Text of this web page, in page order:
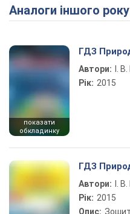
Аналоги іншого
показати
обкладинку
ГДЗ
Автори:
І.
Рік: 2015
ГДЗ
Автори:
І.
Рік: 2015
Опис: